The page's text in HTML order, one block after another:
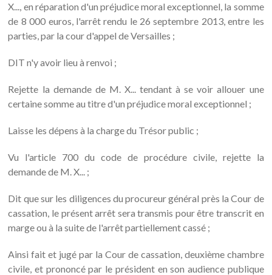
X..., en réparation d'un préjudice moral exceptionnel, la somme
de 8 000 euros, l'arrêt rendu le 26 septembre 2013, entre les
parties, par la cour d'appel de Versailles ;
DIT n'y avoir lieu à renvoi ;
Rejette la demande de M. X... tendant à se voir allouer une
certaine somme au titre d'un préjudice moral exceptionnel ;
Laisse les dépens à la charge du Trésor public ;
Vu l'article 700 du code de procédure civile, rejette la
demande de M. X... ;
Dit que sur les diligences du procureur général près la Cour de
cassation, le présent arrêt sera transmis pour être transcrit en
marge ou à la suite de l'arrêt partiellement cassé ;
Ainsi fait et jugé par la Cour de cassation, deuxième chambre
civile, et prononcé par le président en son audience publique